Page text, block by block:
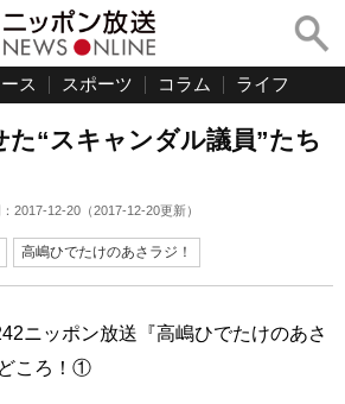
ス スポーツ コラム ライフ
た“スキャンダル議員”たち
2017-12-20 （2017-12-20更新）
高嶋ひでたけのあさラジ！
ニッポン放送『高嶋ひでたけのあさ
ころ！①